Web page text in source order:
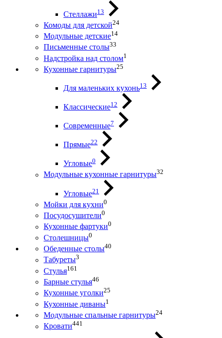
Стеллажи13
Комоды для детской24
Модульные детские14
Письменные столы33
Надстройка над столом1
Кухонные гарнитуры25
Для маленьких кухонь13
Классические12
Современные7
Прямые22
Угловые0
Модульные кухонные гарнитуры32
Угловые21
Мойки для кухни0
Посудосушители0
Кухонные фартуки0
Столешницы0
Обеденные столы40
Табуреты3
Стулья161
Барные стулья46
Кухонные уголки25
Кухонные диваны1
Модульные спальные гарнитуры24
Кровати441